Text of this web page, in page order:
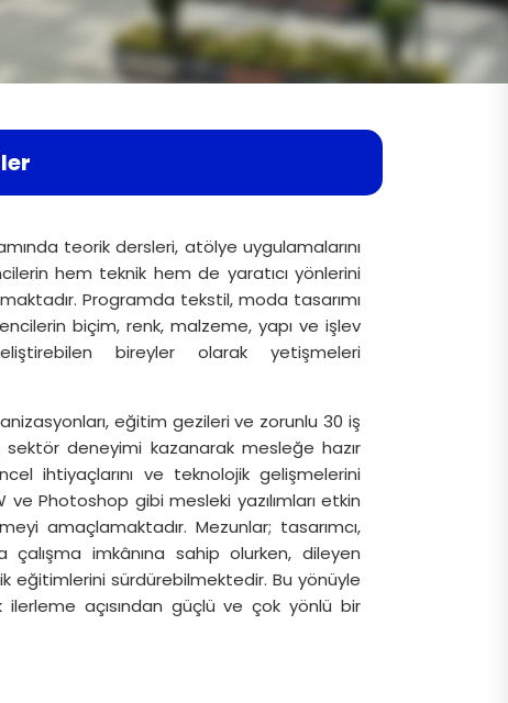
teorik dersleri, atölye uygulamalarını
hem teknik hem de yaratıcı yönlerini
Programda tekstil, moda tasarımı
biçim, renk, malzeme, yapı ve işlev
bireyler olarak yetişmeleri
eğitim gezileri ve zorunlu 30 iş
deneyimi kazanarak mesleğe hazır
ihtiyaçlarını ve teknolojik gelişmelerini
Photoshop gibi mesleki yazılımları etkin
amaçlamaktadır. Mezunlar; tasarımcı,
imkânına sahip olurken, dileyen
eğitimlerini sürdürebilmektedir. Bu yönüyle
açısından güçlü ve çok yönlü bir